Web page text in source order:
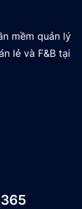
mềm quản lý
lẻ và F&B tại